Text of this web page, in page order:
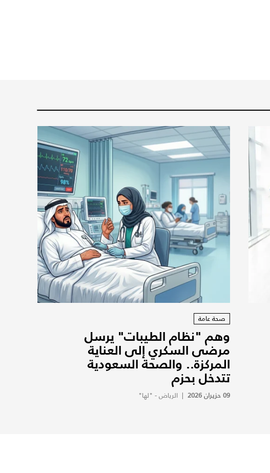
صحة عامة
وهم "نظام الطيبات" يرسل
مرضى السكري إلى العناية
المركزة.. والصحة السعودية
تتدخل بحزم
09 حزيران 2026 |الرياض - "لها"